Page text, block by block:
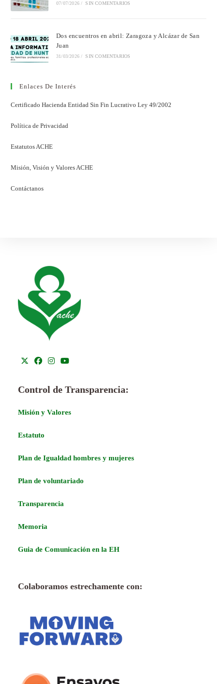
07/07/2026 / SIN COMENTARIOS
Dos encuentros en abril: Zaragoza y Alcázar de San
Juan
31/03/2026 / SIN COMENTARIOS
Enlaces De Interés
Certificado Hacienda Entidad Sin Fin Lucrativo Ley 49/2002
Política de Privacidad
Estatutos ACHE
Misión, Visión y Valores ACHE
Contáctanos
Control de Transparencia:
Misión y Valores
Estatuto
Plan de Igualdad hombres y mujeres
Plan de voluntariado
Transparencia
Memoria
Guia de Comunicación en la EH
Colaboramos estrechamente con: